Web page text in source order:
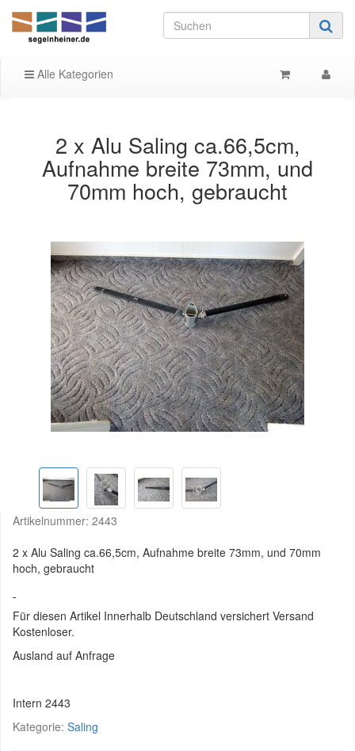
Alle Kategorien
2 x Alu Saling ca.66,5cm,
Aufnahme breite 73mm, und
70mm hoch, gebraucht
Artikelnummer: 2443
2 x Alu Saling ca.66,5cm, Aufnahme breite 73mm, und 70mm
hoch, gebraucht
Für diesen Artikel Innerhalb Deutschland versichert Versand
Kostenloser.
Ausland auf Anfrage
Intern 2443
Kategorie: Saling